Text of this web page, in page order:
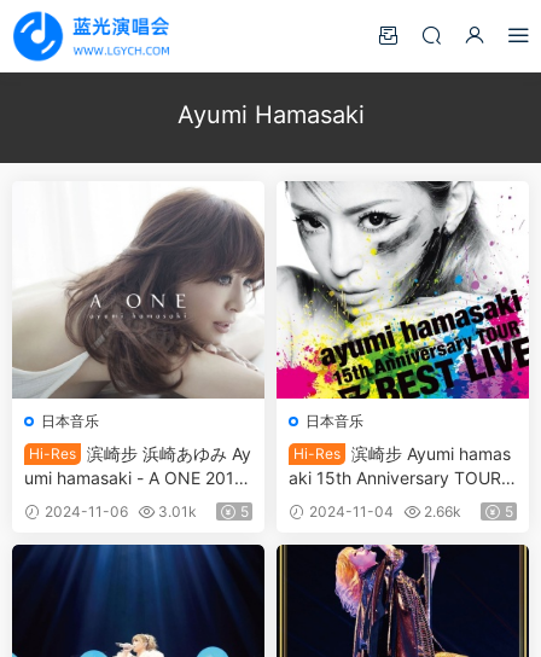
Ayumi Hamasaki
日本音乐
Hi-Res 滨崎步 浜崎あゆみ Ay
umi hamasaki - A ONE 2015
[32Bit/48kHz] [Hi-Res WAV
1.2GB]
2024-11-06 3.01k 5
日本音乐
Hi-Res 滨崎步 Ayumi hamas
aki 15th Anniversary TOUR
～A BEST LIVE～ 2013 [24Bi
t/96kHz] [Hi-Res Flac 2.28G
B]
2024-11-04 2.66k 5